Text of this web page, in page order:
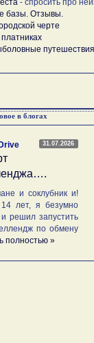
- спросить про
базы. Отзывы.
черте
путешествия
в блогах
31.07.2026
и соклубник и!
лет, я безумно
решил запустить
по обмену
полностью »